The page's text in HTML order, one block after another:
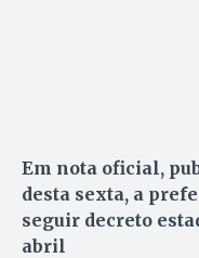
Em nota oficial,
desta sexta, a
seguir decreto
abril